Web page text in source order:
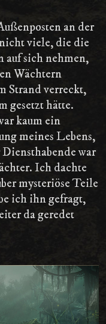
an der
viele, die die
auf sich nehmen,
Wächtern
Strand verreckt,
gesetzt hätte.
kaum ein
meines Lebens,
Diensthabende war
Ich dachte
mysteriöse Teile
ich ihn gefragt,
da geredet